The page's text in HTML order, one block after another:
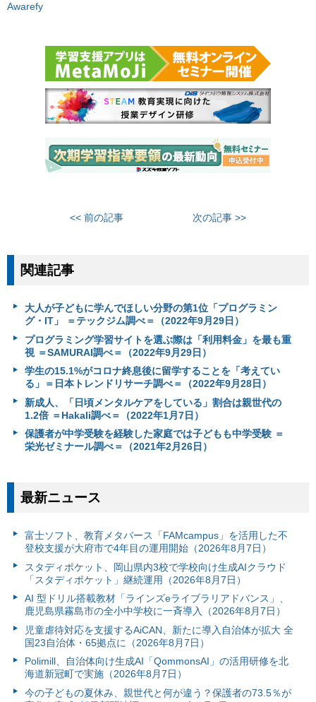
Awarefy
<< 前の記事 次の記事 >>
関連記事
大人が子どもに学んでほしい分野の第1位「プログラミン
グ・IT」 ＝テックジム調べ＝（2022年9月29日）
プログラミング学習サイトを選ぶ際は「利用料金」を最も重
視 ＝SAMURAI調べ＝（2022年9月29日）
学生の15.1%がコロナ終息後に留学することを「考えてい
る」＝日本トレンドリサーチ調べ＝（2022年9月28日）
新成人、「日頃メンタルケアをしている」割合は親世代の
1.2倍 ＝Hakali調べ＝（2022年1月7日）
保護者が中学受験を経験した家庭では子どもも中学受験 ＝
栄光ゼミナール調べ＝（2021年2月26日）
最新ニュース
富⼠ソフト、教育メタバース「FAMcampus」を活用した不
登校支援が大府市で4年目の運用開始（2026年8月7日）
スタディポケット、岡山県内3校で学校向け生成AIクラウド
「スタディポケット」継続運用（2026年8月7日）
AI 型ドリル搭載教材「ラインズeライブラリアドバンス」、
鹿児島県霧島市の全小中学校に一斉導入（2026年8月7日）
児童虐待対応を支援するAiCAN、新たに導入自治体が拡大 全
国23自治体・65拠点に（2026年8月7日）
Polimill、自治体向け生成AI「QommonsAI」の活用研修を北
海道新冠町で実施（2026年8月7日）
今の子どもの夏休み、親世代と何が違う？保護者の73.5％が